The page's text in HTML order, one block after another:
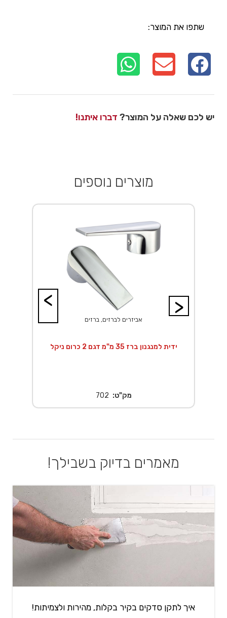
שתפו את המוצר:
יש לכם שאלה על המוצר? דברו איתנו!
מוצרים נוספים
>
אביזרים לברזים, ברזים
ידית למנגנון ברז 35 מ"מ דגם 2 כרום ניקל
מק"ט: 702
<
מאמרים בדיוק בשבילך!
איך לתקן סדקים בקיר בקלות, מהירות ולצמיתות!